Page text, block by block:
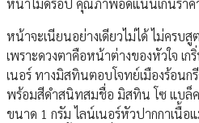
หน้าไม่ดรอป คุณภาพอัดแน่นเกินราค
หน้าจะเนียนอย่างเดียวไม่ได้ ไม่คร
เพราะดวงตาคือหน้าต่างของหัวใจ
เนอร์ ทางมิสทินตอบโจทย์เมืองร้อน
พร้อมสีดำสนิทสมชื่อ มิสทิน โซ แบล็ค
ขนาด 1 กรัม ไลน์เนอร์หัวปากกาเนื้